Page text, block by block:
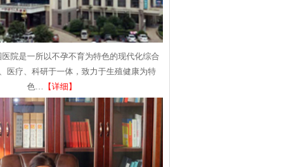
院是一所以不孕不育为特色的现代化综合
医疗、科研于一体，致力于生殖健康为特
色… 【详细】